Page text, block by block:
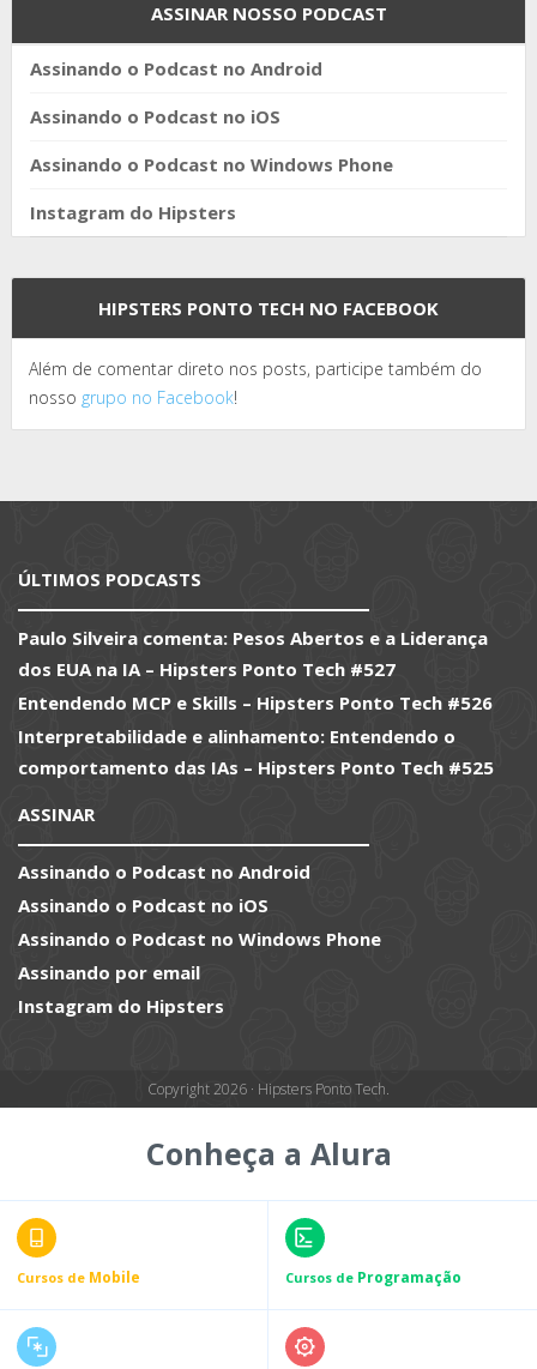
ASSINAR NOSSO PODCAST
Assinando o Podcast no Android
Assinando o Podcast no iOS
Assinando o Podcast no Windows Phone
Instagram do Hipsters
HIPSTERS PONTO TECH NO FACEBOOK
Além de comentar direto nos posts, participe também do
nosso grupo no Facebook!
ÚLTIMOS PODCASTS
Paulo Silveira comenta: Pesos Abertos e a Liderança
dos EUA na IA – Hipsters Ponto Tech #527
Entendendo MCP e Skills – Hipsters Ponto Tech #526
Interpretabilidade e alinhamento: Entendendo o
comportamento das IAs – Hipsters Ponto Tech #525
ASSINAR
Assinando o Podcast no Android
Assinando o Podcast no iOS
Assinando o Podcast no Windows Phone
Assinando por email
Instagram do Hipsters
Copyright 2026 · Hipsters Ponto Tech.
Conheça a Alura
Cursos de Mobile Cursos de Programação